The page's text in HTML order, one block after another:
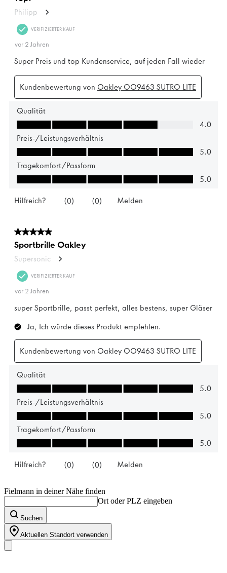
Fielmann in deiner Nähe finden
Ort oder PLZ eingeben
Suchen
Aktuellen Standort verwenden